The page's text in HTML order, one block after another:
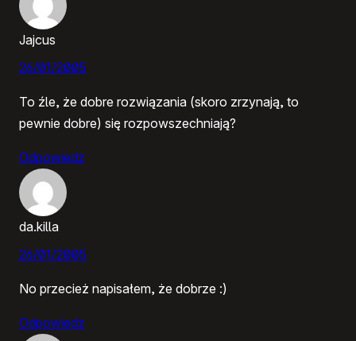
Jajcus
26/01/2005
To źle, że dobre rozwiązania (skoro zrzynają, to
pewnie dobre) się rozpowszechniają?
Odpowiedz
da.killa
26/01/2005
No przecież napisałem, że dobrze :)
Odpowiedz